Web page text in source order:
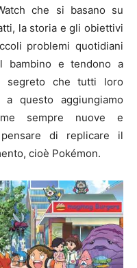
che si basano su
la storia e gli obiettivi
problemi quotidiani
bambino e tendono a
segreto che tutti loro
questo aggiungiamo
sempre nuove e
di replicare il
cioè Pokémon.